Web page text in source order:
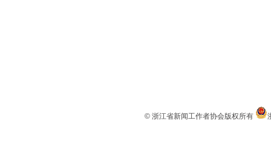
© 浙江省新闻工作者协会版权所有